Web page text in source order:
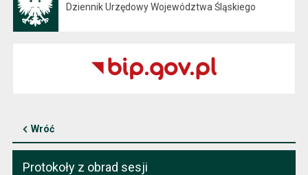
Dziennik Urzędowy Województwa Śląskiego
Wróć
Protokoły z obrad sesji